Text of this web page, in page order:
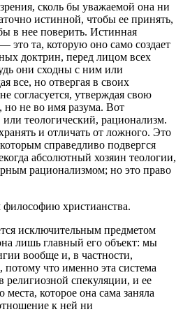
сколь бы уважаемой она ни
истинной, чтобы ее принять,
в нее поверить. Истинная
это та, которую оно само создает
доктрин, перед лицом всех
они сходны с ним или
все, но отвергая в своих
согласуется, утверждая свою
но не во имя разума. Вот
теологический, рационализм.
и отличать от ложного. Это
справедливо подвергся
абсолютный хозяин теологии,
рационализмом; но это право
христианства.
исключительным предметом
лишь главный его объект: мы
вообще и, в частности,
что именно эта система
религиозной спекуляции, и ее
места, которое она сама заняла
к ней ни